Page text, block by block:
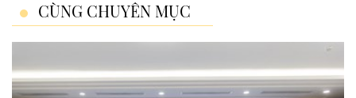
CÙNG CHUYÊN MỤC